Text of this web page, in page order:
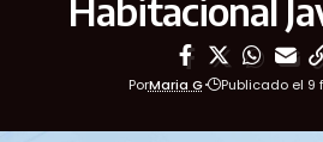
Habitacional
PorMaria G Publicado el 9